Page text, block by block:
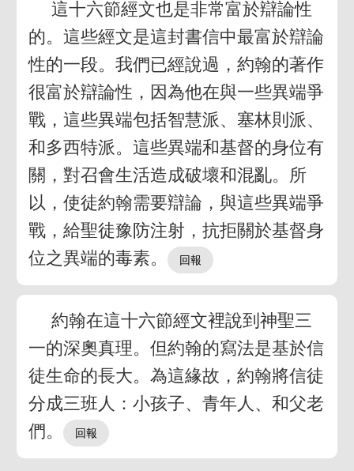
這十六節經文也是非常富於辯論性
的。這些經文是這封書信中最富於辯論
性的一段。我們已經說過，約翰的著作
很富於辯論性，因為他在與一些異端爭
戰，這些異端包括智慧派、塞林則派、
和多西特派。這些異端和基督的身位有
關，對召會生活造成破壞和混亂。所
以，使徒約翰需要辯論，與這些異端爭
戰，給聖徒豫防注射，抗拒關於基督身
位之異端的毒素。
約翰在這十六節經文裡說到神聖三
一的深奧真理。但約翰的寫法是基於信
徒生命的長大。為這緣故，約翰將信徒
分成三班人：小孩子、青年人、和父老
們。